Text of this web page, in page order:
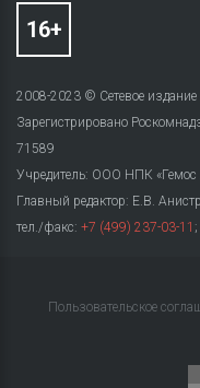
2008-2023 © Сетевое
Зарегистрировано
71589
Учредитель: ООО НПК «Гемос
Главный редактор: Е.В.
тел./факс: +7 (499) 237-03-11
Пользовательское